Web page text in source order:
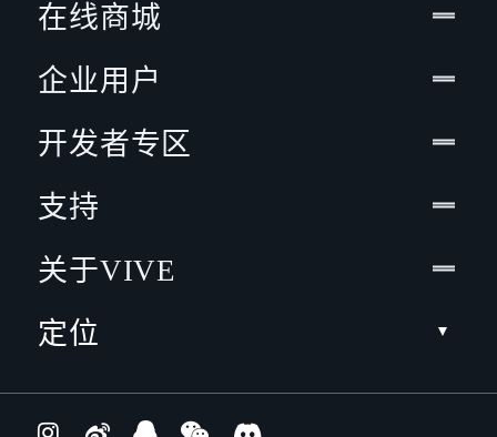
在线商城
企业用户
开发者专区
支持
关于VIVE
定位